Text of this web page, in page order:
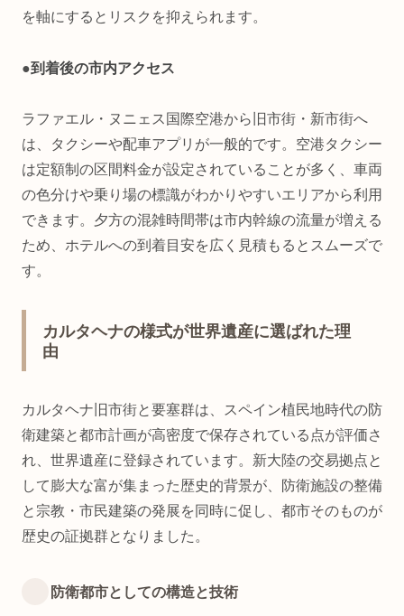
を軸にするとリスクを抑えられます。
●到着後の市内アクセス
ラファエル・ヌニェス国際空港から旧市街・新市街へ
は、タクシーや配車アプリが一般的です。空港タクシー
は定額制の区間料金が設定されていることが多く、車両
の色分けや乗り場の標識がわかりやすいエリアから利用
できます。夕方の混雑時間帯は市内幹線の流量が増える
ため、ホテルへの到着目安を広く見積もるとスムーズで
す。
カルタヘナの様式が世界遺産に選ばれた理
由
カルタヘナ旧市街と要塞群は、スペイン植民地時代の防
衛建築と都市計画が高密度で保存されている点が評価さ
れ、世界遺産に登録されています。新大陸の交易拠点と
して膨大な富が集まった歴史的背景が、防衛施設の整備
と宗教・市民建築の発展を同時に促し、都市そのものが
歴史の証拠群となりました。
防衛都市としての構造と技術